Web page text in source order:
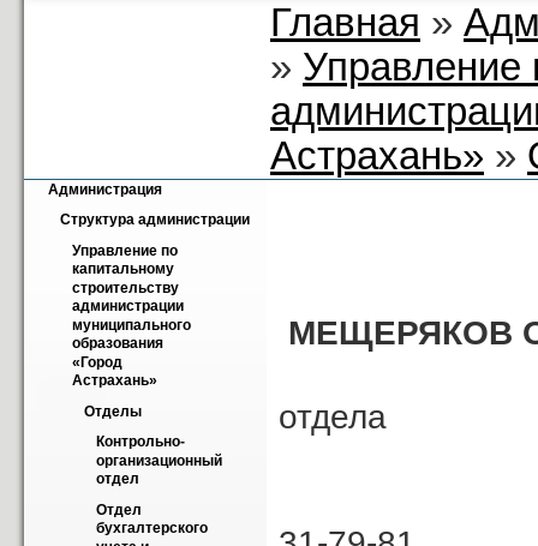
Главная »
» Управление
Астрахань» »
Администрация
Структура администрации
Управление по
капитальному
строительству
администрации
муниципального
образования
«Город
Астрахань»
Отделы
Контрольно-
организационный
отдел
Отдел
бухгалтерского
МЕЩЕРЯКОВ
отдела